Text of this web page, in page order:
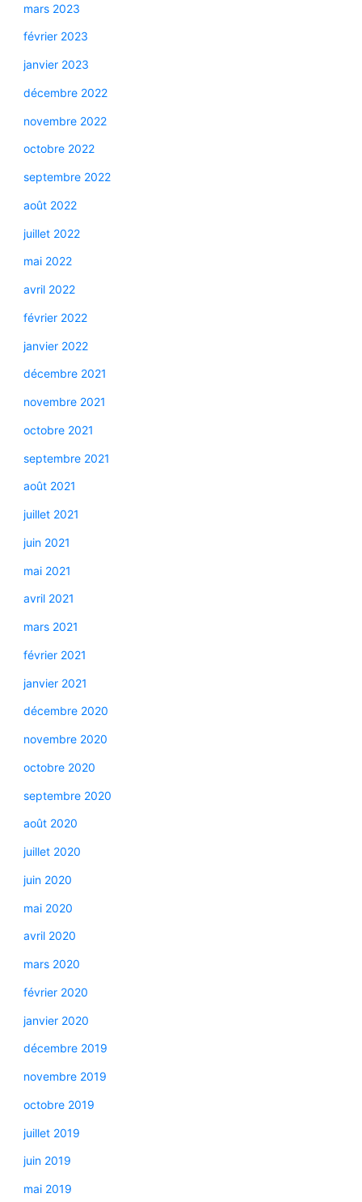
mars 2023
février 2023
janvier 2023
décembre 2022
novembre 2022
octobre 2022
septembre 2022
août 2022
juillet 2022
mai 2022
avril 2022
février 2022
janvier 2022
décembre 2021
novembre 2021
octobre 2021
septembre 2021
août 2021
juillet 2021
juin 2021
mai 2021
avril 2021
mars 2021
février 2021
janvier 2021
décembre 2020
novembre 2020
octobre 2020
septembre 2020
août 2020
juillet 2020
juin 2020
mai 2020
avril 2020
mars 2020
février 2020
janvier 2020
décembre 2019
novembre 2019
octobre 2019
juillet 2019
juin 2019
mai 2019